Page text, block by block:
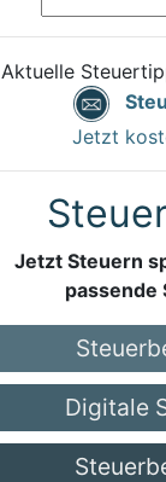
Aktuelle
Jetzt
Jetzt Steuern
passende
Digitale